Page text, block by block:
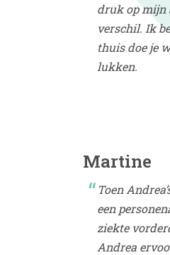
druk op mijn
verschil. Ik
thuis doe je
lukken.
Martine
Toen
een
ziekte
Andrea